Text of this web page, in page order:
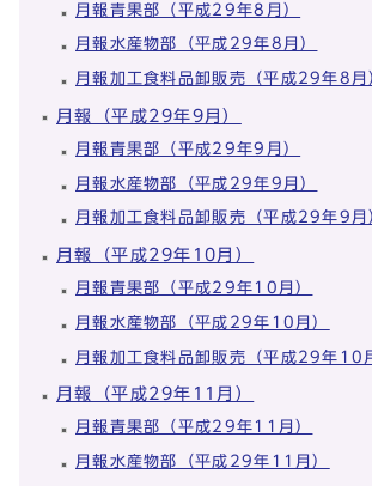
月報青果部（平成29年8月）
月報水産物部（平成29年8月）
月報加工食料品卸販売（平成29年8月
月報（平成29年9月）
月報青果部（平成29年9月）
月報水産物部（平成29年9月）
月報加工食料品卸販売（平成29年9月
月報（平成29年10月）
月報青果部（平成29年10月）
月報水産物部（平成29年10月）
月報加工食料品卸販売（平成29年10
月報（平成29年11月）
月報青果部（平成29年11月）
月報水産物部（平成29年11月）